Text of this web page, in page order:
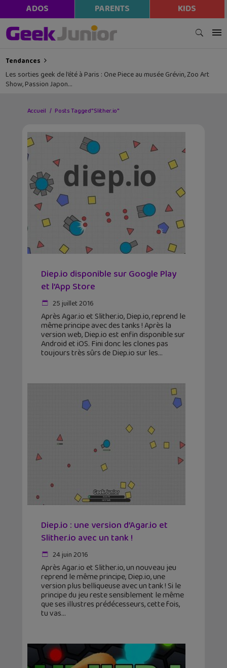
ADOS PARENTS KIDS
Tendances
Les sorties geek de l’été à Paris : One Piece au musée Grévin, Zoo Art
Show, Passion Japon…
Accueil Posts Tagged "Slither.io"
Diep.io disponible sur Google Play
et l’App Store
25 juillet 2016
Après Agar.io et Slither.io, Diep.io, reprend le
même principe avec des tanks ! Après la
version web, Diep.io est enfin disponible sur
Android et iOS. Fini donc les clones pas
toujours très sûrs de Diep.io sur les
Diep.io : une version d’Agar.io et
Slither.io avec un tank !
24 juin 2016
Après Agar.io et Slither.io, un nouveau jeu
reprend le même principe, Diep.io, une
version plus belliqueuse avec un tank ! Si le
principe du jeu reste sensiblement le même
que ses illustres prédécesseurs, cette fois,
tu vas